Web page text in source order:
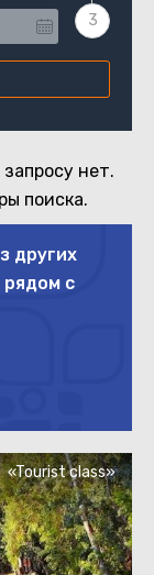
нет.
поиска.
других
рядом с
«Tourist class»